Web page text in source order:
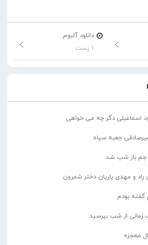
دانلود آلبوم
1 پست
اسماعیلی دگر چه می خواهی
جعبه سیاه
جم باز شب شد
راد و مهدی یاریان دختر شمرون
گفته بودم
زمانی از شب بپرسید
معجزه